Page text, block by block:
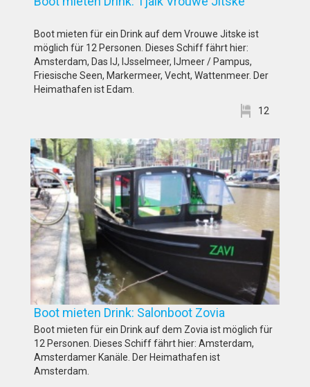
Boot mieten für ein Drink auf dem Vrouwe Jitske ist
möglich für 12 Personen. Dieses Schiff fährt hier:
Amsterdam, Das IJ, IJsselmeer, IJmeer / Pampus,
Friesische Seen, Markermeer, Vecht, Wattenmeer. Der
Heimathafen ist Edam.
12
Boot mieten Drink: Salonboot Zovia
Boot mieten für ein Drink auf dem Zovia ist möglich für
12 Personen. Dieses Schiff fährt hier: Amsterdam,
Amsterdamer Kanäle. Der Heimathafen ist
Amsterdam.